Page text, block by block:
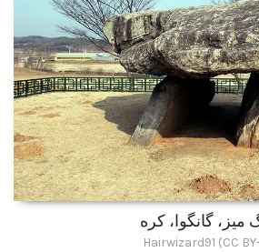
میز، گانگوا، کره
Hairwizard91 (CC